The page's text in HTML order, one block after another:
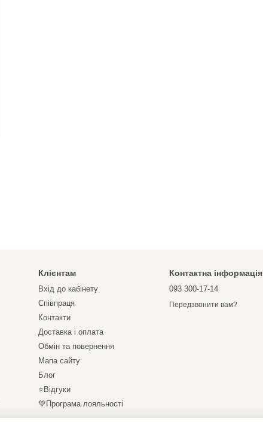
Клієнтам
Вхід до кабінету
Співпраця
Контакти
Доставка і оплата
Обмін та повернення
Мапа сайту
Блог
⭐Відгуки
💚Програма лояльності
Контактна інформація
093 300-17-14
Передзвонити вам?